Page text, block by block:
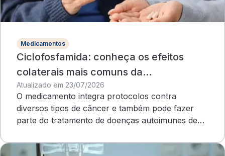
Medicamentos
Ciclofosfamida: conheça os efeitos
colaterais mais comuns da
quimioterapia
Atualizado em 23/07/2026
O medicamento integra protocolos contra
diversos tipos de câncer e também pode fazer
parte do tratamento de doenças autoimunes de